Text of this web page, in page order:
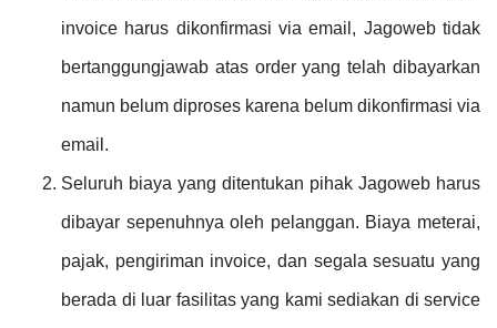
invoice harus dikonfirmasi via email, Jagoweb tidak
bertanggungjawab atas order yang telah dibayarkan
namun belum diproses karena belum dikonfirmasi via
email.
Seluruh biaya yang ditentukan pihak Jagoweb harus
dibayar sepenuhnya oleh pelanggan. Biaya meterai,
pajak, pengiriman invoice, dan segala sesuatu yang
berada di luar fasilitas yang kami sediakan di service